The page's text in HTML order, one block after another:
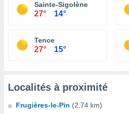
Sainte-Sigolène
27° 14°
Tence
27° 15°
Localités à proximité
Frugières-le-Pin (2.74 km)